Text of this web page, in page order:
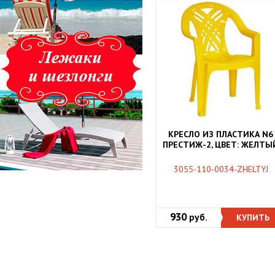
КРЕСЛО ИЗ ПЛАСТИКА N6
ПРЕСТИЖ-2, ЦВЕТ:
3055-110-0034-ZHELTYJ
930 руб. КУПИТЬ